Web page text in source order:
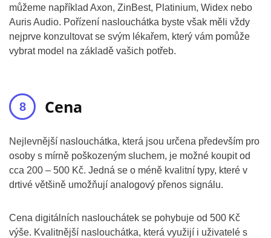
můžeme například Axon, ZinBest, Platinium, Widex nebo
Auris Audio. Pořízení naslouchátka byste však měli vždy
nejprve konzultovat se svým lékařem, který vám pomůže
vybrat model na základě vašich potřeb.
Cena
Nejlevnější naslouchátka, která jsou určena především pro
osoby s mírně poškozeným sluchem, je možné koupit od
cca 200 – 500 Kč. Jedná se o méně kvalitní typy, které v
drtivé většině umožňují analogový přenos signálu.
Cena digitálních naslouchátek se pohybuje od 500 Kč
výše. Kvalitnější naslouchátka, která využijí i uživatelé s